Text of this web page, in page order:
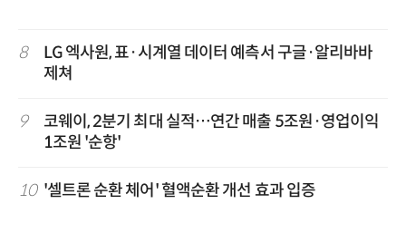
8
LG 엑사원, 표·시계열 데이터 예측서 구글·알리바바
제쳐
9
코웨이, 2분기 최대 실적…연간 매출 5조원·영업이익
1조원 '순항'
10 '셀트론 순환 체어' 혈액순환 개선 효과 입증